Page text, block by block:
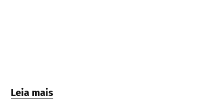
Leia mais